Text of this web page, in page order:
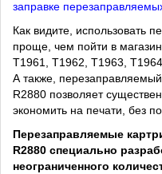
заправке
Как видите, использовать
проще, чем пойти в
T1961, T1962, T1963,
А также,
R2880 позволяет
экономить на печати, без
Перезаправляемые
R2880 специально
неограниченного